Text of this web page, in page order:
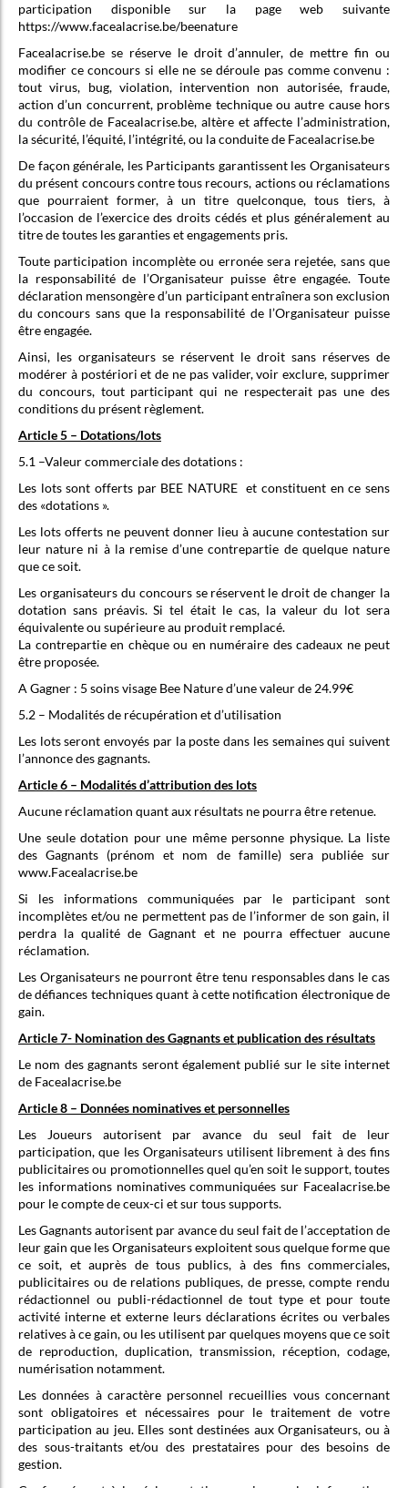
participation disponible sur la page web suivante
https://www.facealacrise.be/beenature
Facealacrise.be se réserve le droit d’annuler, de mettre fin ou
modifier ce concours si elle ne se déroule pas comme convenu :
tout virus, bug, violation, intervention non autorisée, fraude,
action d’un concurrent, problème technique ou autre cause hors
du contrôle de Facealacrise.be, altère et affecte l’administration,
la sécurité, l’équité, l’intégrité, ou la conduite de Facealacrise.be
De façon générale, les Participants garantissent les Organisateurs
du présent concours contre tous recours, actions ou réclamations
que pourraient former, à un titre quelconque, tous tiers, à
l’occasion de l’exercice des droits cédés et plus généralement au
titre de toutes les garanties et engagements pris.
Toute participation incomplète ou erronée sera rejetée, sans que
la responsabilité de l’Organisateur puisse être engagée. Toute
déclaration mensongère d’un participant entraînera son exclusion
du concours sans que la responsabilité de l’Organisateur puisse
être engagée.
Ainsi, les organisateurs se réservent le droit sans réserves de
modérer à postériori et de ne pas valider, voir exclure, supprimer
du concours, tout participant qui ne respecterait pas une des
conditions du présent règlement.
Article 5 – Dotations/lots
5.1 –Valeur commerciale des dotations :
Les lots sont offerts par BEE NATURE et constituent en ce sens
des «dotations ».
Les lots offerts ne peuvent donner lieu à aucune contestation sur
leur nature ni à la remise d’une contrepartie de quelque nature
que ce soit.
Les organisateurs du concours se réservent le droit de changer la
dotation sans préavis. Si tel était le cas, la valeur du lot sera
équivalente ou supérieure au produit remplacé.
La contrepartie en chèque ou en numéraire des cadeaux ne peut
être proposée.
A Gagner : 5 soins visage Bee Nature d’une valeur de 24.99€
5.2 – Modalités de récupération et d’utilisation
Les lots seront envoyés par la poste dans les semaines qui suivent
l’annonce des gagnants.
Article 6 – Modalités d’attribution des lots
Aucune réclamation quant aux résultats ne pourra être retenue.
Une seule dotation pour une même personne physique. La liste
des Gagnants (prénom et nom de famille) sera publiée sur
www.Facealacrise.be
Si les informations communiquées par le participant sont
incomplètes et/ou ne permettent pas de l’informer de son gain, il
perdra la qualité de Gagnant et ne pourra effectuer aucune
réclamation.
Les Organisateurs ne pourront être tenu responsables dans le cas
de défiances techniques quant à cette notification électronique de
gain.
Article 7- Nomination des Gagnants et publication des résultats
Le nom des gagnants seront également publié sur le site internet
de Facealacrise.be
Article 8 – Données nominatives et personnelles
Les Joueurs autorisent par avance du seul fait de leur
participation, que les Organisateurs utilisent librement à des fins
publicitaires ou promotionnelles quel qu’en soit le support, toutes
les informations nominatives communiquées sur Facealacrise.be
pour le compte de ceux-ci et sur tous supports.
Les Gagnants autorisent par avance du seul fait de l’acceptation de
leur gain que les Organisateurs exploitent sous quelque forme que
ce soit, et auprès de tous publics, à des fins commerciales,
publicitaires ou de relations publiques, de presse, compte rendu
rédactionnel ou publi-rédactionnel de tout type et pour toute
activité interne et externe leurs déclarations écrites ou verbales
relatives à ce gain, ou les utilisent par quelques moyens que ce soit
de reproduction, duplication, transmission, réception, codage,
numérisation notamment.
Les données à caractère personnel recueillies vous concernant
sont obligatoires et nécessaires pour le traitement de votre
participation au jeu. Elles sont destinées aux Organisateurs, ou à
des sous-traitants et/ou des prestataires pour des besoins de
gestion.